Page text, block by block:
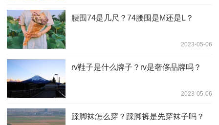
腰围74是几尺？74腰围是M还是L？
2023-05-06
rv鞋子是什么牌子？rv是奢侈品牌吗？
2023-05-06
踩脚袜怎么穿？踩脚裤是先穿袜子吗？